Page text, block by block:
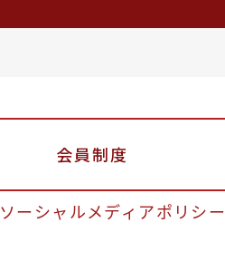
会員制度
ソーシャルメディアポリシー